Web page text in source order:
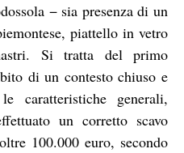
− sia presenza di un
piattello in vetro
Si tratta del primo
di un contesto chiuso e
caratteristiche generali,
un corretto scavo
100.000 euro, secondo